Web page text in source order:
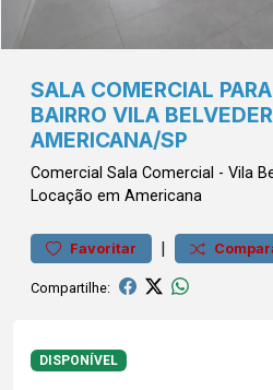
SALA COMERCIAL
BAIRRO VILA
AMERICANA/SP
Comercial Sala Comercial - Vila
Locação em Americana
Favoritar |
Compartilhe:
DISPONÍVEL